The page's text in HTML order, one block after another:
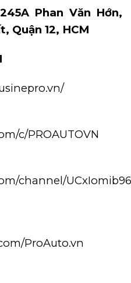
Phan Văn Hớn,
Quận 12, HCM
c/PROAUTOVN
channel/
ProAuto.vn